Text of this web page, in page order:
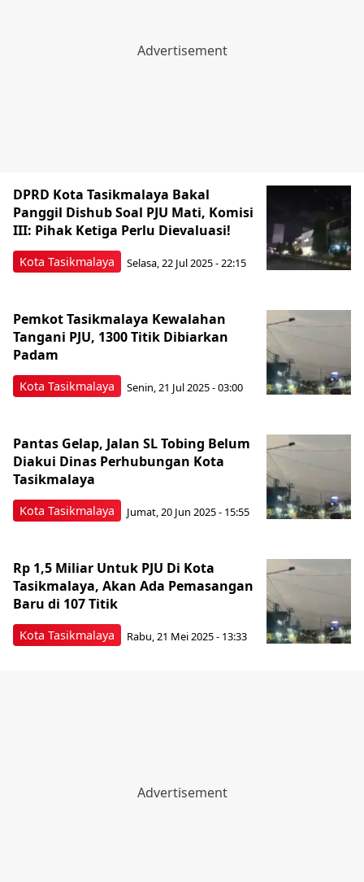
Kota Tasikmalaya
DPRD Kota Tasikmalaya Bakal
Panggil Dishub Soal PJU Mati, Komisi
III: Pihak Ketiga Perlu Dievaluasi!
Selasa, 22 Jul 2025 - 22:15
Kota Tasikmalaya
Pemkot Tasikmalaya Kewalahan
Tangani PJU, 1300 Titik Dibiarkan
Padam
Senin, 21 Jul 2025 - 03:00
Kota Tasikmalaya
Pantas Gelap, Jalan SL Tobing Belum
Diakui Dinas Perhubungan Kota
Tasikmalaya
Jumat, 20 Jun 2025 - 15:55
Kota Tasikmalaya
Rp 1,5 Miliar Untuk PJU Di Kota
Tasikmalaya, Akan Ada Pemasangan
Baru di 107 Titik
Rabu, 21 Mei 2025 - 13:33